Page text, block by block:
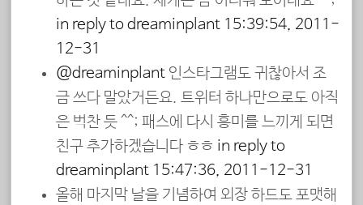
in reply to dreaminplant 15:39:54, 2011-
12-31
@dreaminplant 인스타그램도 귀찮아서 조
금 쓰다 말았거든요. 트위터 하나만으로도 아직
은 벅찬 듯 ^^; 패스에 다시 흥미를 느끼게 되면
친구 추가하겠습니다 ㅎㅎ in reply to
dreaminplant 15:47:36, 2011-12-31
올해 마지막 날을 기념하여 외장 하드도 포맷해